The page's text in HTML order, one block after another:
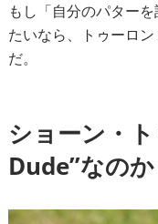
もし「自分のパター
たいなら、トゥーロ
だ。
ショーン・
Dude”なのか